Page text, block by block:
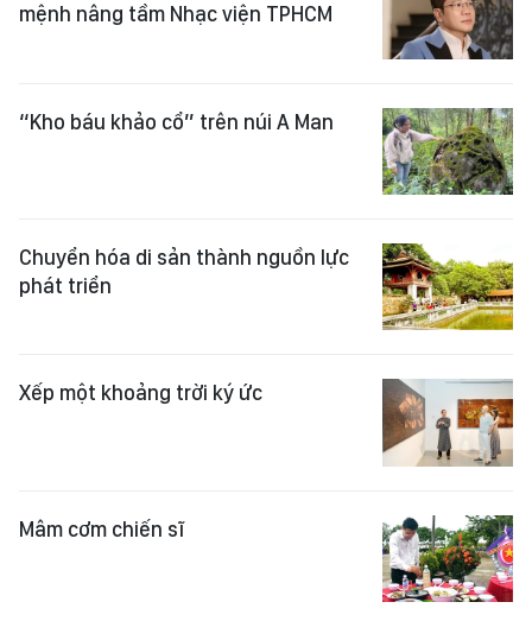
mệnh nâng tầm Nhạc viện TPHCM
“Kho báu khảo cổ” trên núi A Man
Chuyển hóa di sản thành nguồn lực
phát triển
Xếp một khoảng trời ký ức
Mâm cơm chiến sĩ